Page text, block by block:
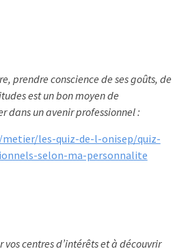
prendre conscience de ses goûts, de
est un bon moyen de
dans un avenir professionnel :
les-quiz-de-l-onisep/quiz-
selon-ma-personnalite
vos centres d’intérêts et à découvrir